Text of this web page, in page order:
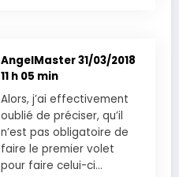
AngelMaster31/03/2018
11 h 05 min
Alors, j’ai effectivement
oublié de préciser, qu’il
n’est pas obligatoire de
faire le premier volet
pour faire celui-ci…